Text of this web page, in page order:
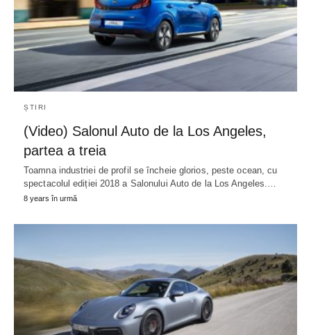
ȘTIRI
(Video) Salonul Auto de la Los Angeles,
partea a treia
Toamna industriei de profil se încheie glorios, peste ocean, cu
spectacolul ediției 2018 a Salonului Auto de la Los Angeles.…
8 years în urmă